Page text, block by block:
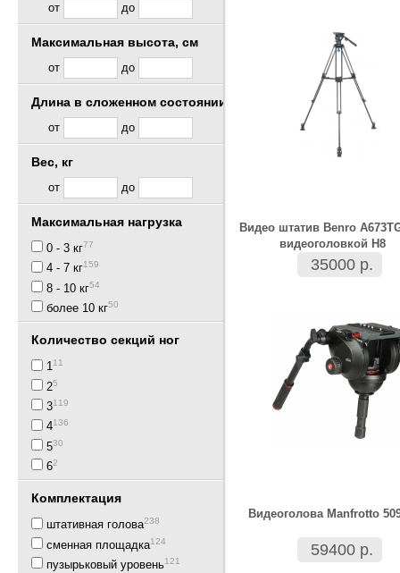
от до
Максимальная высота, см
от до
Длина в сложенном состоянии, см
от до
Вес, кг
от до
Максимальная нагрузка
0 - 3 кг77
4 - 7 кг159
8 - 10 кг54
более 10 кг50
Количество секций ног
111
25
3119
4136
530
62
Комплектация
штативная голова238
сменная площадка124
пузырьковый уровень121
Видео штатив Benro
видеоголовкой H8
35000 р.
Видеоголова Manfrotto
59400 р.